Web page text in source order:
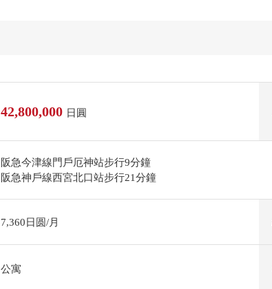
42,800,000 日圓
阪急今津線門戶厄神站步行9分鐘
阪急神戶線西宮北口站步行21分鐘
7,360日圆/月
公寓